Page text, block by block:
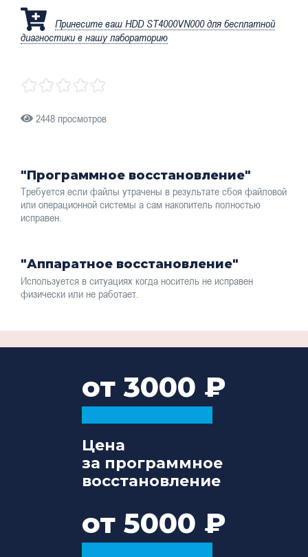
Принесите ваш HDD ST4000VN000 для бесплатной
диагностики в нашу лабораторию
2448 просмотров
"Программное восстановление"
Требуется если файлы утрачены в результате сбоя файловой
или операционной системы а сам накопитель полностью
исправен.
"Аппаратное восстановление"
Используется в ситуациях когда носитель не исправен
физически или не работает.
от 3000
Цена
за программное
восстановление
от 5000